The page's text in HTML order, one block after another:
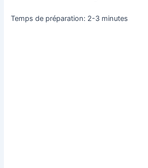
Temps de préparation: 2-3 minutes